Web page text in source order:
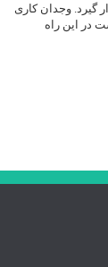
گیرد. وجدان کاری
در این راه